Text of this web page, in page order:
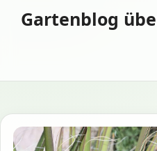
InhaltGartenblog